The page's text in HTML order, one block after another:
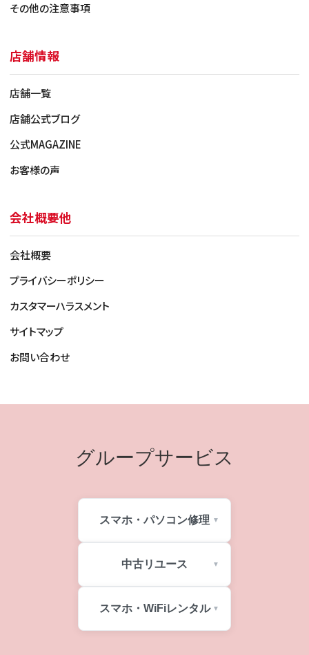
その他の注意事項
店舗情報
店舗一覧
店舗公式ブログ
公式MAGAZINE
お客様の声
会社概要他
会社概要
プライバシーポリシー
カスタマーハラスメント
サイトマップ
お問い合わせ
グループサービス
スマホ・パソコン修理
中古リユース
スマホ・WiFiレンタル